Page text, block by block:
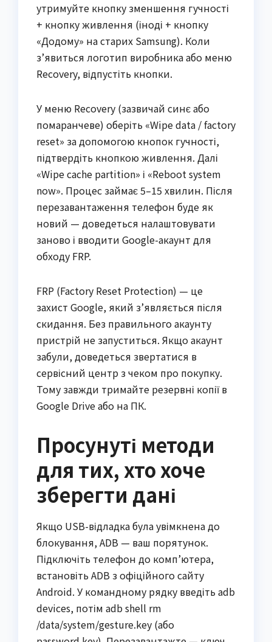
утримуйте кнопку зменшення гучності
+ кнопку живлення (іноді + кнопку
«Додому» на старих Samsung). Коли
з’явиться логотип виробника або меню
Recovery, відпустіть кнопки.
У меню Recovery (зазвичай синє або
помаранчеве) оберіть «Wipe data / factory
reset» за допомогою кнопок гучності,
підтвердіть кнопкою живлення. Далі
«Wipe cache partition» і «Reboot system
now». Процес займає 5–15 хвилин. Після
перезавантаження телефон буде як
новий — доведеться налаштовувати
заново і вводити Google-акаунт для
обходу FRP.
FRP (Factory Reset Protection) — це
захист Google, який з’являється після
скидання. Без правильного акаунту
пристрій не запуститься. Якщо акаунт
забули, доведеться звертатися в
сервісний центр з чеком про покупку.
Тому завжди тримайте резервні копії в
Google Drive або на ПК.
Просунуті методи
для тих, хто хоче
зберегти дані
Якщо USB-відладка була увімкнена до
блокування, ADB — ваш порятунок.
Підключіть телефон до комп’ютера,
встановіть ADB з офіційного сайту
Android. У командному рядку введіть adb
devices, потім adb shell rm
/data/system/gesture.key (або